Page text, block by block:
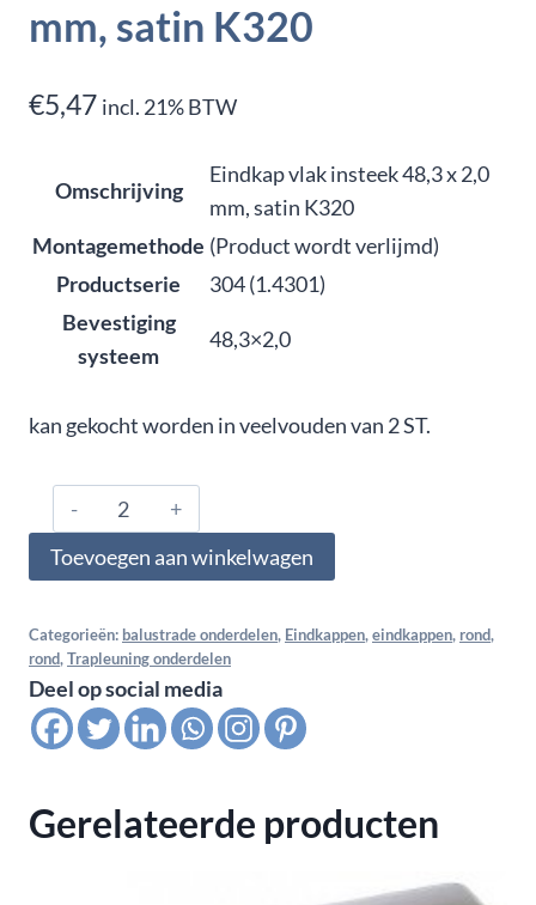
mm, satin K320
€5,47 incl. 21% BTW
Omschrijving
Eindkap vlak insteek 48,3 x 2,0
mm, satin K320
Montagemethode (Product wordt verlijmd)
Productserie
304 (1.4301)
Bevestiging
systeem
48,3×2,0
kan gekocht worden in veelvouden van 2 ST.
304.480.0110,
Eindkap
vlak
48,3
x
2,0
mm,
K320
aantal
Toevoegen aan winkelwagen
Categorieën: balustrade onderdelen, Eindkappen, eindkappen, rond,
rond, Trapleuning onderdelen
Deel op social media
Gerelateerde producten